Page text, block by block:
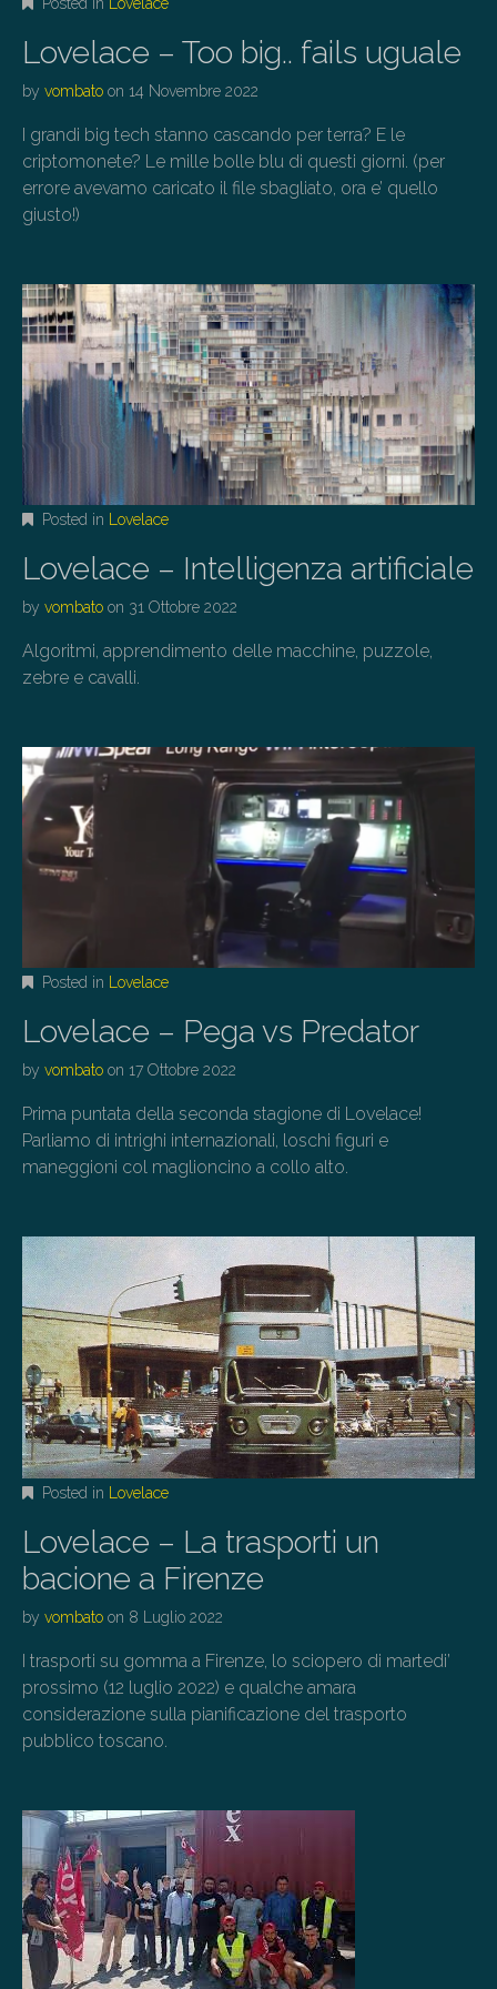
Lovelace – Too big.. fails uguale
by vombato on 14 Novembre 2022
I grandi big tech stanno cascando per terra? E le
criptomonete? Le mille bolle blu di questi giorni. (per
errore avevamo caricato il file sbagliato, ora e’ quello
giusto!)
Posted in Lovelace
Lovelace – Intelligenza artificiale
by vombato on 31 Ottobre 2022
Algoritmi, apprendimento delle macchine, puzzole,
zebre e cavalli.
Posted in Lovelace
Lovelace – Pega vs Predator
by vombato on 17 Ottobre 2022
Prima puntata della seconda stagione di Lovelace!
Parliamo di intrighi internazionali, loschi figuri e
maneggioni col maglioncino a collo alto.
Posted in Lovelace
Lovelace – La trasporti un
bacione a Firenze
by vombato on 8 Luglio 2022
I trasporti su gomma a Firenze, lo sciopero di martedi’
prossimo (12 luglio 2022) e qualche amara
considerazione sulla pianificazione del trasporto
pubblico toscano.